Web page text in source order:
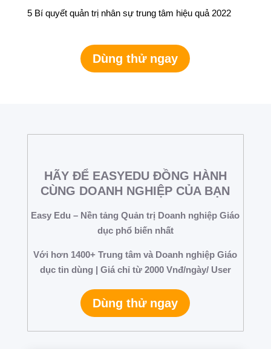
5 Bí quyết quản trị nhân sự trung tâm hiệu quả 2022
Dùng thử ngay
HÃY ĐỂ EASYEDU ĐỒNG HÀNH
CÙNG DOANH NGHIỆP CỦA BẠN
Easy Edu – Nền tảng Quản trị Doanh nghiệp Giáo
dục phổ biến nhất
Với hơn 1400+ Trung tâm và Doanh nghiệp Giáo
dục tin dùng | Giá chỉ từ 2000 Vnđ/ngày/ User
Dùng thử ngay